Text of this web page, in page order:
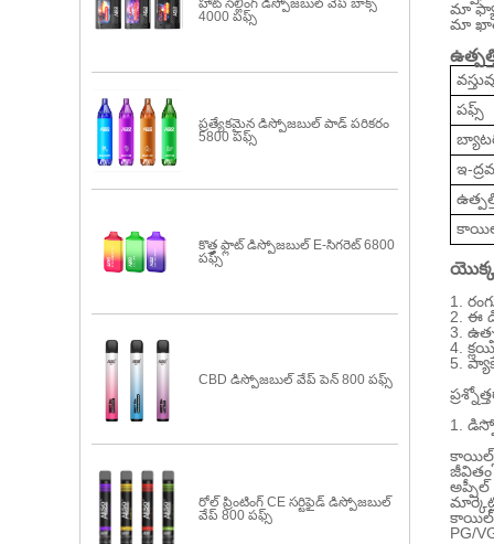
4000 పఫ్స్
ప్రత్యేకమైన డిస్పోజబుల్ పాడ్ పరికరం
5800 పఫ్స్
కొత్త ఫ్లాట్ డిస్పోజబుల్ E-సిగరెట్ 6800
పఫ్స్
CBD డిస్పోజబుల్ వేప్ పెన్ 800 పఫ్స్
రోల్ ప్రింటింగ్ CE సర్టిఫైడ్ డిస్పోజబుల్
వేప్ 800 పఫ్స్
మా
మా
పఫ్స్
ఇ-
కాయిల్
యొక్క
1.
2. ఈ
3.
4.
5.
1.
జీవితం
అప్పీల్
కాయిల్
PG/